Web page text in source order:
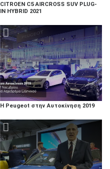
CITROEN C5 AIRCROSS SUV PLUG-
IN HYBRID 2021
Η Peugeot στην Αυτοκίνηση 2019